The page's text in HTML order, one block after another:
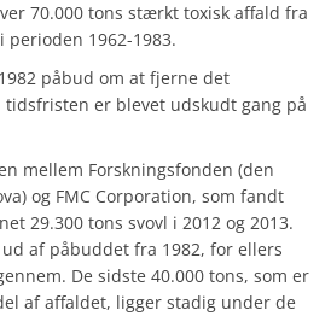
70.000 tons stærkt toxisk affald fra
1962-1983.
påbud om at fjerne det
er blevet udskudt gang på
mellem Forskningsfonden (den
og FMC Corporation, som fandt
29.300 tons svovl i 2012 og 2013.
af påbuddet fra 1982, for ellers
De sidste 40.000 tons, som er
af affaldet, ligger stadig under de